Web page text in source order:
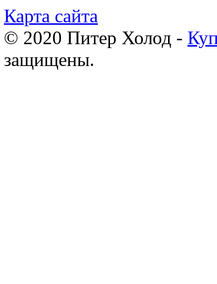
Карта сайта
© 2020 Питер Холод -
защищены.